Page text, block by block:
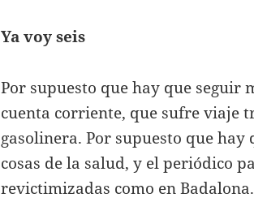
Ya voy seis
Por supuesto que hay que seguir
cuenta corriente, que sufre viaje
gasolinera. Por supuesto que
cosas de la salud, y el periódico
revictimizadas como en